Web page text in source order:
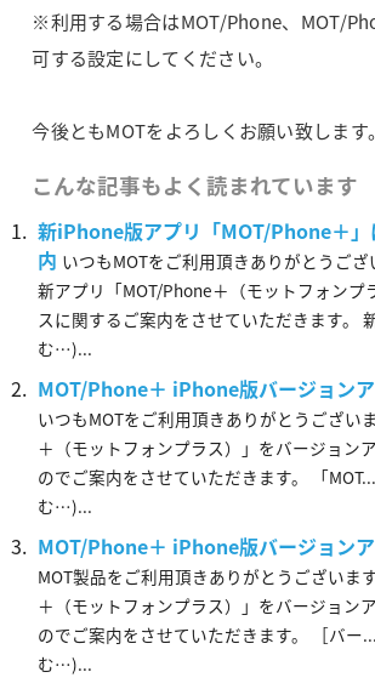
※利用する場合はMOT/Phone、MOT/
可する設定にしてください。
今後ともMOTをよろしくお願い致します。
こんな記事もよく読まれています
新iPhone版アプリ「MOT/Phone＋」
内 いつもMOTをご利用頂きありがとうござ
新アプリ「MOT/Phone＋（モットフォンプ
スに関するご案内をさせていただきます。
む…)...
MOT/Phone＋ iPhone版バージョン
いつもMOTをご利用頂きありがとうござい
＋（モットフォンプラス）」をバージョン
のでご案内をさせていただきます。 「
む…)...
MOT/Phone＋ iPhone版バージョン
MOT製品をご利用頂きありがとうございま
＋（モットフォンプラス）」をバージョン
のでご案内をさせていただきます。 ［バー
む…)...